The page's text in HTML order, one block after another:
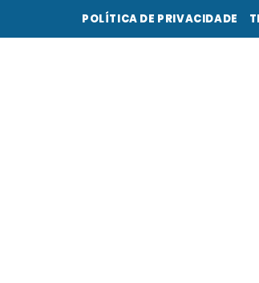
POLÍTICA DE PRIVACIDADE